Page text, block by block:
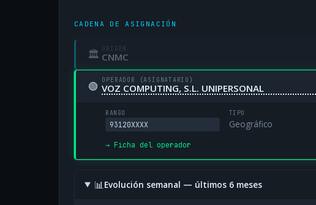
CADENA DE ASIGNACIÓN
🏛 ORIGEN
CNMC
🟢 OPERADOR (ASIGNATARIO)
VOZ COMPUTING, S.L. UNIPERSONAL
RANGO
93120XXXX
TIPO
Geográfico
→ Ficha del operador
📊Evolución semanal — últimos 6 meses